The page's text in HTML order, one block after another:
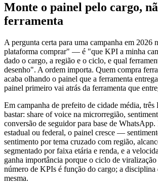
Monte o painel pelo cargo,
ferramenta
A pergunta certa para uma campanha em 2026
plataforma comprar" — é "que KPI a minha
dado o cargo, a região e o ciclo, e qual
desenho". A ordem importa. Quem compra
acaba olhando o painel que a ferramenta
painel primeiro vai atrás da ferramenta que
Em campanha de prefeito de cidade média, três
bastar: share of voice na microrregião,
conversão de seguidor para base de WhatsApp.
estadual ou federal, o painel cresce —
sentimento por tema cruzado com região,
segmentado por faixa etária e renda, e a
ganha importância porque o ciclo de
número de KPIs é função do cargo; a disciplina
mesma.